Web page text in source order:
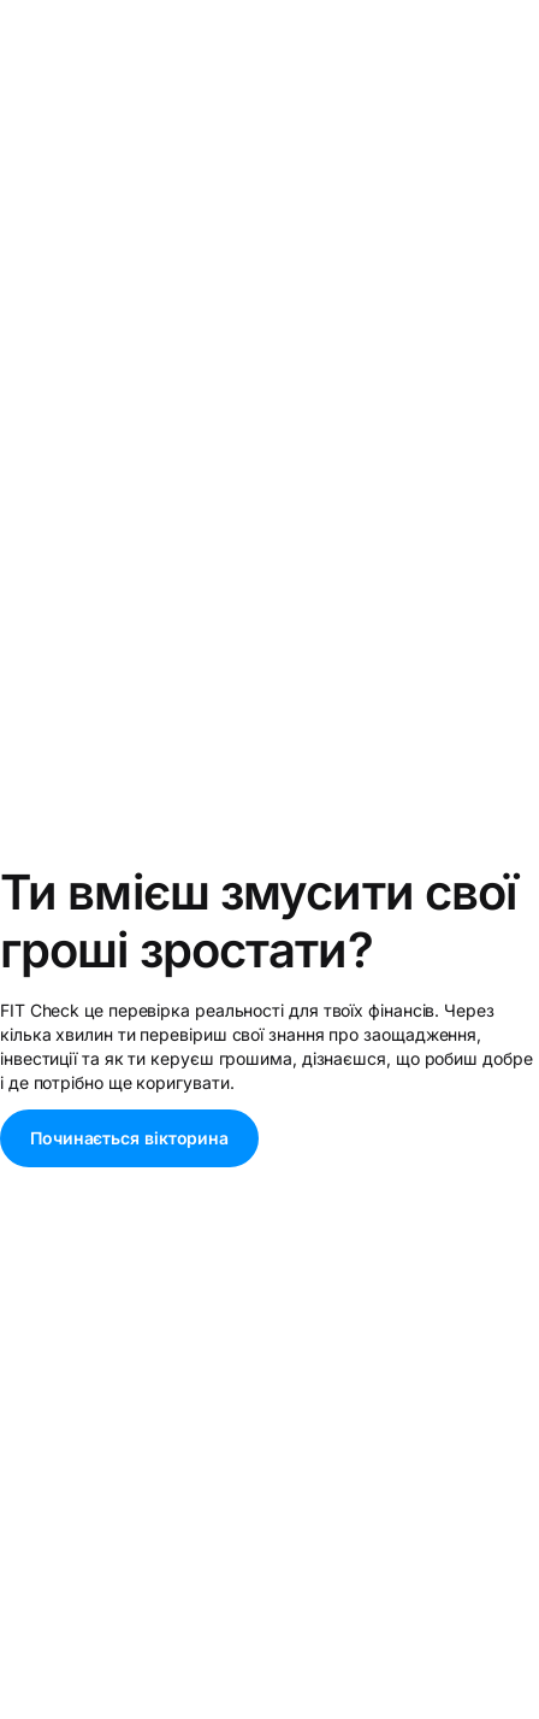
Ти вмієш змусити свої
гроші зростати?
FIT Check це перевірка реальності для твоїх фінансів. Через
кілька хвилин ти перевіриш свої знання про заощадження,
інвестиції та як ти керуєш грошима, дізнаєшся, що робиш добре
і де потрібно ще коригувати.
Починається вікторина